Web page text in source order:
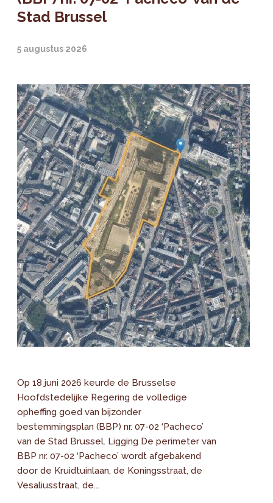
Stad Brussel
5 augustus 2026
Op 18 juni 2026 keurde de Brusselse
Hoofdstedelijke Regering de volledige
opheffing goed van bijzonder
bestemmingsplan (BBP) nr. 07-02 ‘Pacheco’
van de Stad Brussel. Ligging De perimeter van
BBP nr. 07-02 ‘Pacheco’ wordt afgebakend
door de Kruidtuinlaan, de Koningsstraat, de
Vesaliusstraat, de...